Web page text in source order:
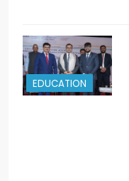
EDUCATION